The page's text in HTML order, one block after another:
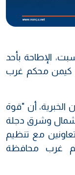
الإطاحة بأحد
كيمن محكم غرب
الخبرية، أن "قوة
الشمال وشرق دجلة
مع تنظيم
غرب محافظة